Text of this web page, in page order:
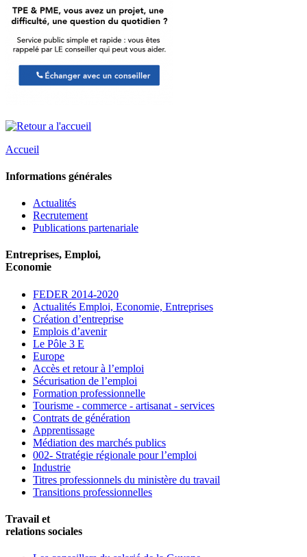
Accueil
Informations générales
Actualités
Recrutement
Publications partenariale
Entreprises, Emploi,
Economie
FEDER 2014-2020
Actualités Emploi, Economie, Entreprises
Création d’entreprise
Emplois d’avenir
Le Pôle 3 E
Europe
Accès et retour à l’emploi
Sécurisation de l’emploi
Formation professionnelle
Tourisme - commerce - artisanat - services
Contrats de génération
Apprentissage
Médiation des marchés publics
002- Stratégie régionale pour l’emploi
Industrie
Titres professionnels du ministère du travail
Transitions professionnelles
Travail et
relations sociales